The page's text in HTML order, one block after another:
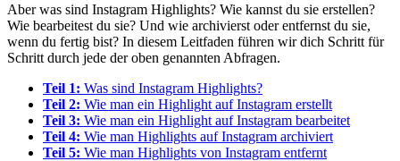
Aber was sind Instagram Highlights? Wie kannst du sie erstellen?
Wie bearbeitest du sie? Und wie archivierst oder entfernst du sie,
wenn du fertig bist? In diesem Leitfaden führen wir dich Schritt für
Schritt durch jede der oben genannten Abfragen.
Teil 1: Was sind Instagram Highlights?
Teil 2: Wie man ein Highlight auf Instagram erstellt
Teil 3: Wie man ein Highlight auf Instagram bearbeitet
Teil 4: Wie man Highlights auf Instagram archiviert
Teil 5: Wie man Highlights von Instagram entfernt